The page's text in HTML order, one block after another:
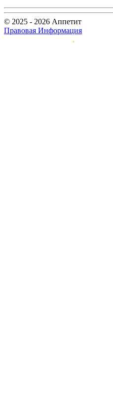
© 2025 - 2026 Аппетит
Правовая Информация